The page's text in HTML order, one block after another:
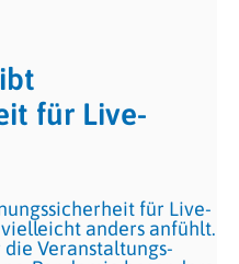
für Live-
für Live-
vielleicht anders anfühlt.
Veranstaltungs-